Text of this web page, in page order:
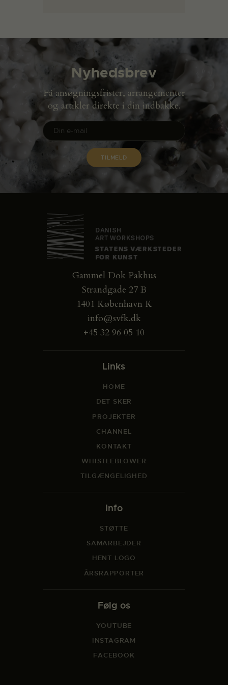
Nyhedsbrev
Få ansøgningsfrister, arrangementer
og artikler direkte i din indbakke.
Gammel Dok Pakhus
Strandgade 27 B
1401 København K
info@svfk.dk
+45 32 96 05 10
Links
HOME
DET SKER
PROJEKTER
CHANNEL
KONTAKT
WHISTLEBLOWER
TILGÆNGELIGHED
Info
STØTTE
SAMARBEJDER
HENT LOGO
ÅRSRAPPORTER
Følg os
YOUTUBE
INSTAGRAM
FACEBOOK